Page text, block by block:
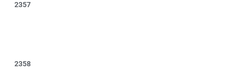
2357
2358